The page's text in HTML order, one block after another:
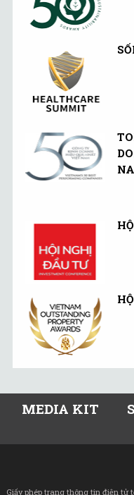
MEDIA KIT
Giấy phép trang thông tin điện tử